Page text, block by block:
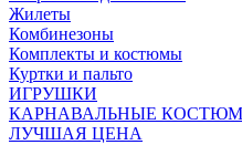
Жилеты
Комбинезоны
Комплекты и костюмы
Куртки и пальто
ИГРУШКИ
КАРНАВАЛЬНЫЕ
ЛУЧШАЯ ЦЕНА